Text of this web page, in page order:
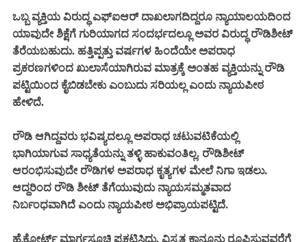
ಒಬ್ಬ ವ್ಯಕ್ತಿಯ ವಿರುದ್ಧ ಎಫ್‌ಐಆರ್ ದಾಖಲಾಗದಿದ್ದರೂ ನ್ಯಾಯಾಲಯದಿಂದ
ಯಾವುದೇ ಶಿಕ್ಷೆಗೆ ಗುರಿಯಾಗದ ಸಂದರ್ಭದಲ್ಲೂ ಅವರ ವಿರುದ್ಧ ರೌಡಿಶೀಟ್
ತೆರೆಯಬಹುದು. ಹತ್ತಿಪ್ಪತ್ತು ವರ್ಷಗಳ ಹಿಂದೆಯೇ ಅಪರಾಧ
ಪ್ರಕರಣಗಳಿಂದ ಖುಲಾಸೆಯಾಗಿರುವ ಮಾತ್ರಕ್ಕೆ ಅಂತಹ ವ್ಯಕ್ತಿಯನ್ನು ರೌಡಿ
ಪಟ್ಟಿಯಿಂದ ಕೈಬಿಡಬೇಕು ಎಂಬುದು ಸರಿಯಲ್ಲ ಎಂದು ನ್ಯಾಯಪೀಠ
ಹೇಳಿದೆ.
ರೌಡಿ ಆಗಿದ್ದವರು ಭವಿಷ್ಯದಲ್ಲೂ ಅಪರಾಧ ಚಟುವಟಿಕೆಯಲ್ಲಿ
ಭಾಗಿಯಾಗುವ ಸಾಧ್ಯತೆಯನ್ನು ತಳ್ಳಿ ಹಾಕುವಂತಿಲ್ಲ. ರೌಡಿಶೀಟ್
ಆರಂಭಿಸುವುದೇ ರೌಡಿಗಳ ಅಪರಾಧ ಕೃತ್ಯಗಳ ಮೇಲೆ ನಿಗಾ ಇಡಲು.
ಆದ್ದರಿಂದ ರೌಡಿ ಶೀಟ್ ತೆಗೆಯುವುದು ನ್ಯಾಯಸಮ್ಮತವಾದ
ನಿರ್ಬಂಧವಾಗಿದೆ ಎಂದು ನ್ಯಾಯಪೀಠ ಅಭಿಪ್ರಾಯಪಟ್ಟಿದೆ.
ಹೈಕೋರ್ಟ್ ಮಾರ್ಗಸೂಚಿ ಪ್ರಕಟಿಸಿದ್ದು, ವಿಸ್ತೃತ ಕಾನೂನು ರೂಪಿಸುವವರೆಗೆ